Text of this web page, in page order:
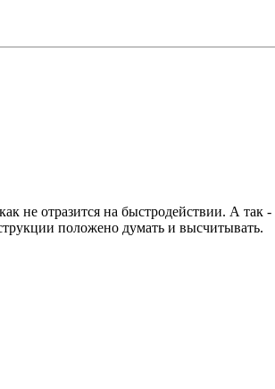
не отразится на быстродействии. А так
положено думать и высчитывать.